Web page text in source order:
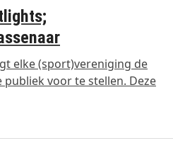
elke (sport)vereniging de
voor te stellen. Deze